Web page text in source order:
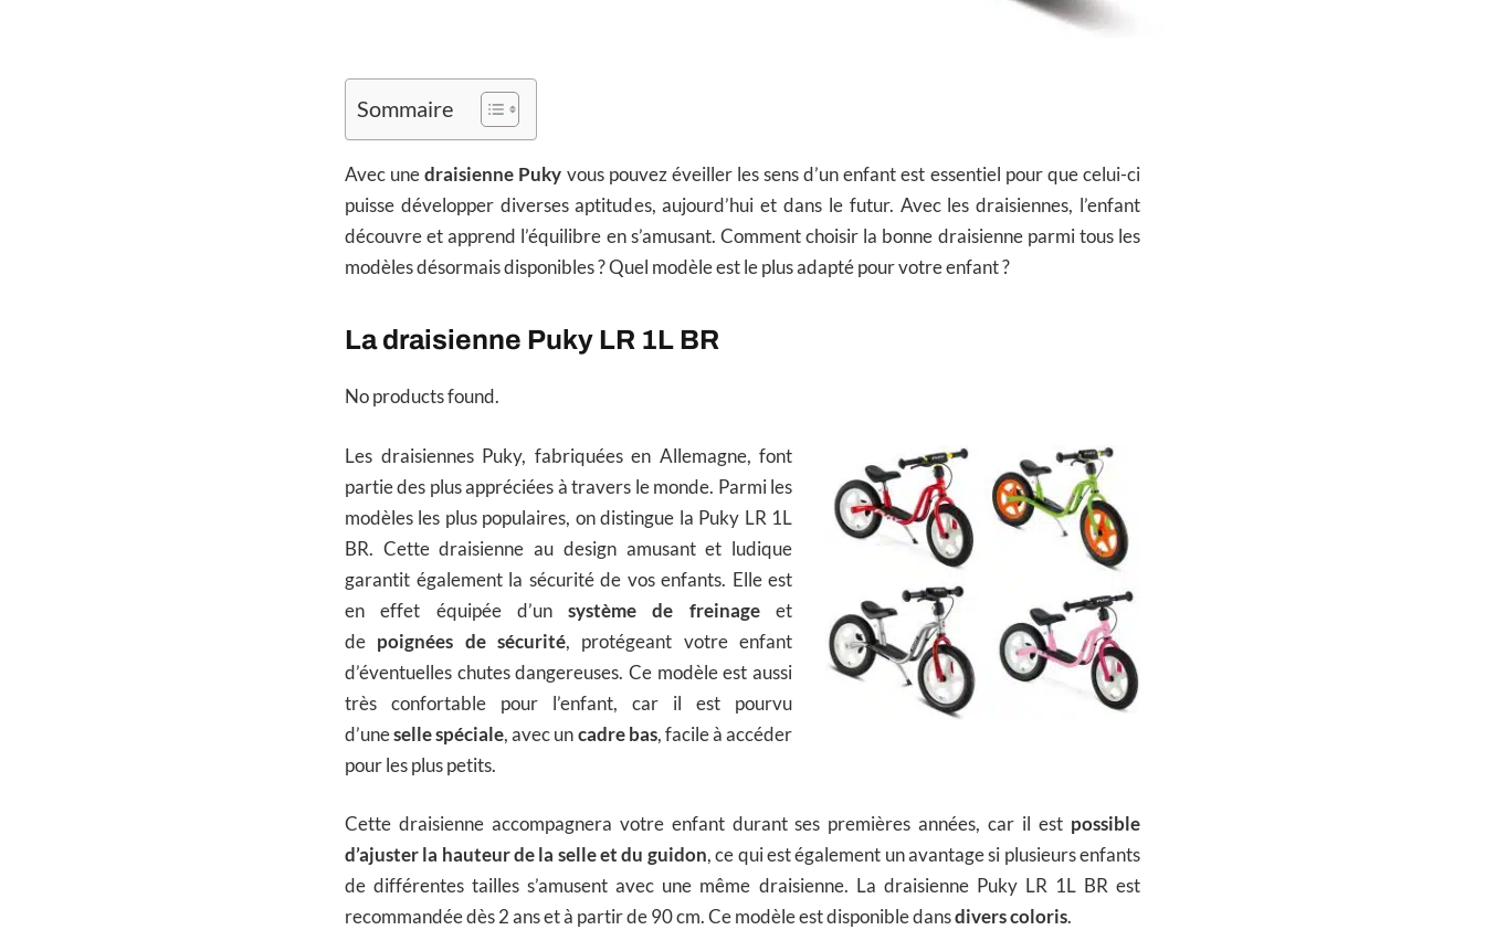
Sommaire
Avec unedraisienne Puky vous pouvez éveiller les sens d’un enfant est essentiel pour que celui-ci
puisse développer diverses aptitudes, aujourd’hui et dans le futur. Avec les draisiennes, l’enfant
découvre et apprend l’équilibre en s’amusant. Comment choisir la bonne draisienne parmi tous les
modèles désormais disponibles ? Quel modèle est le plus adapté pour votre enfant ?
La draisienne Puky LR 1L BR
No products found.
Les draisiennes Puky, fabriquées en Allemagne, font
partie des plus appréciées à travers le monde. Parmi les
modèles les plus populaires, on distingue la Puky LR 1L
BR. Cette draisienne au design amusant et ludique
garantit également la sécurité de vos enfants. Elle est
en effet équipée d’unsystème de freinageet
de poignées de sécurité, protégeant votre enfant
d’éventuelles chutes dangereuses. Ce modèle est aussi
très confortable pour l’enfant, car il est pourvu
d’uneselle spéciale, avec un cadre bas, facile à accéder
pour les plus petits.
Cette draisienne accompagnera votre enfant durant ses premières années, car il est possible
d’ajuster la hauteur de la selle et du guidon, ce qui est également un avantage si plusieurs enfants
de différentes tailles s’amusent avec une même draisienne. La draisienne Puky LR 1L BR est
recommandée dès 2 ans et à partir de 90 cm. Ce modèle est disponible dansdivers coloris.